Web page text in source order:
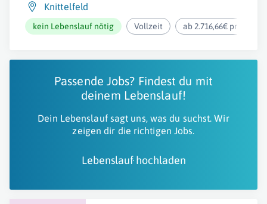
Knittelfeld
kein Lebenslauf nötig Vollzeit ab 2.716,66€ pro
Passende Jobs? Findest du mit
deinem Lebenslauf!
Dein Lebenslauf sagt uns, was du suchst. Wir
zeigen dir die richtigen Jobs.
Lebenslauf hochladen